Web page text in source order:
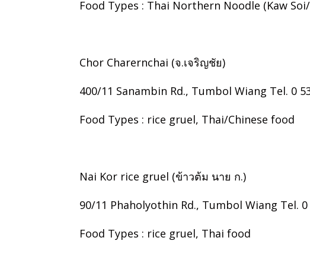
Food Types : Thai Northern Noodle (Kaw
Chor Charernchai (จ.เจริญชัย)
400/11 Sanambin Rd., Tumbol Wiang Tel. 0
Food Types : rice gruel, Thai/Chinese food
Nai Kor rice gruel (ข้าวต้ม นาย ก.)
90/11 Phaholyothin Rd., Tumbol Wiang Tel. 0
Food Types : rice gruel, Thai food